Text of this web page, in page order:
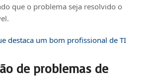
que o problema seja resolvido o
destaca um bom profissional de TI
de problemas de